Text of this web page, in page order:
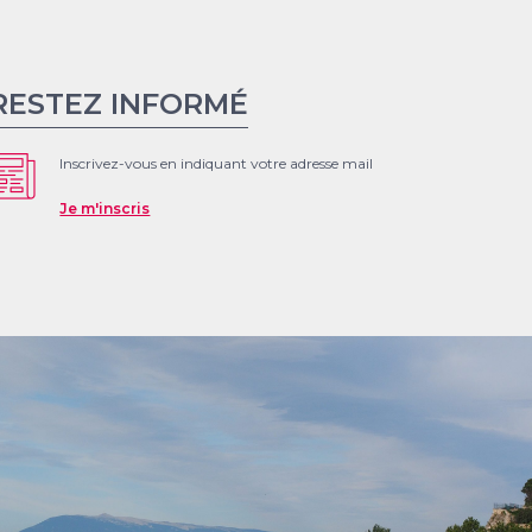
INFORMÉ
Inscrivez-vous en indiquant votre adresse mail
Je m'inscris